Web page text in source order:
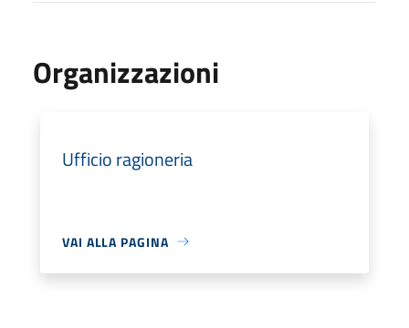
Organizzazioni
Ufficio ragioneria
VAI ALLA PAGINA